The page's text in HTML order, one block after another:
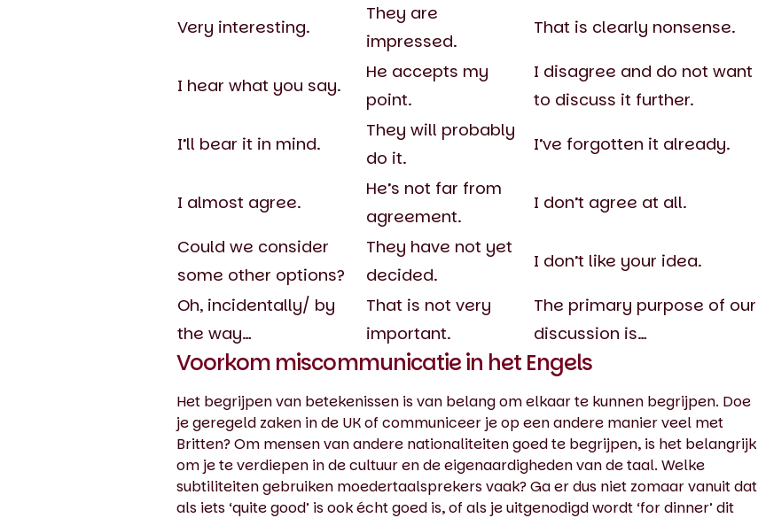
Very interesting.
They are
impressed.
That is clearly nonsense.
I hear what you say.
He accepts my
point.
I disagree and do not want
to discuss it further.
I’ll bear it in mind.
They will probably
do it.
I’ve forgotten it already.
I almost agree.
He’s not far from
agreement.
I don’t agree at all.
Could we consider
some other options?
They have not yet
decided.
I don’t like your idea.
Oh, incidentally/ by
the way…
That is not very
important.
The primary purpose of our
discussion is…
Voorkom miscommunicatie in het Engels
Het begrijpen van betekenissen is van belang om elkaar te kunnen begrijpen. Doe
je geregeld zaken in de UK of communiceer je op een andere manier veel met
Britten? Om mensen van andere nationaliteiten goed te begrijpen, is het belangrijk
om je te verdiepen in de cultuur en de eigenaardigheden van de taal. Welke
subtiliteiten gebruiken moedertaalsprekers vaak? Ga er dus niet zomaar vanuit dat
als iets ‘quite good’ is ook écht goed is, of als je uitgenodigd wordt ‘for dinner’ dit